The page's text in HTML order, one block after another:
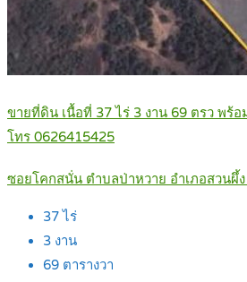
ขายที่ดิน เนื้อที่ 37 ไร่ 3 งาน 69 ตรว พร้
โทร 0626415425
ซอยโคกสนั่น ตำบลป่าหวาย อำเภอสวนผึ้
37ไร่
3 งาน
69 ตารางวา